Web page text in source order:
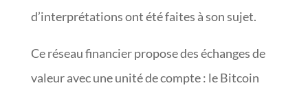
d’interprétations ont été faites à son sujet.
Ce réseau financier propose des échanges de
valeur avec une unité de compte : le Bitcoin